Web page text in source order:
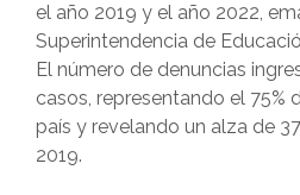
el año 2019 y el año 2022,
Superintendencia de
El número de denuncias
casos, representando el 75%
país y revelando un alza de
2019.